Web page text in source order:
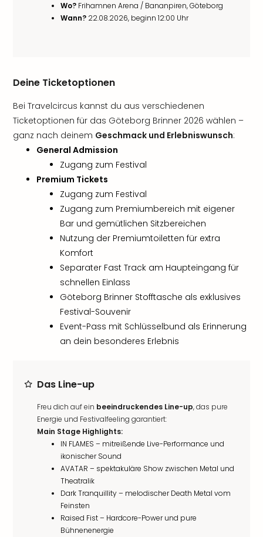
Wo? Frihamnen Arena / Bananpiren, Göteborg
Wann? 22.08.2026, beginn 12:00 Uhr
Deine Ticketoptionen
Bei Travelcircus kannst du aus verschiedenen
Ticketoptionen für das Göteborg Brinner 2026 wählen –
ganz nach deinem Geschmack und Erlebniswunsch:
General Admission
Zugang zum Festival
Premium Tickets
Zugang zum Festival
Zugang zum Premiumbereich mit eigener
Bar und gemütlichen Sitzbereichen
Nutzung der Premiumtoiletten für extra
Komfort
Separater Fast Track am Haupteingang für
schnellen Einlass
Göteborg Brinner Stofftasche als exklusives
Festival-Souvenir
Event-Pass mit Schlüsselbund als Erinnerung
an dein besonderes Erlebnis
Das Line-up
Freu dich auf ein beeindruckendes Line-up, das pure
Energie und Festivalfeeling garantiert:
Main Stage Highlights:
IN FLAMES – mitreißende Live-Performance und
ikonischer Sound
AVATAR – spektakuläre Show zwischen Metal und
Theatralik
Dark Tranquillity – melodischer Death Metal vom
Feinsten
Raised Fist – Hardcore-Power und pure
Bühnenenergie